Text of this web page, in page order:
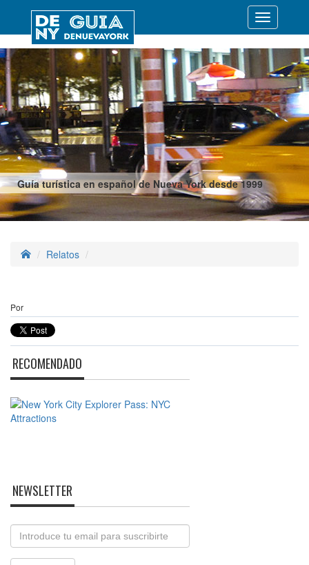
Guía turística en español de Nueva York desde 1999
Desplegar
Relatos
Por
RECOMENDADO
NEWSLETTER
Email